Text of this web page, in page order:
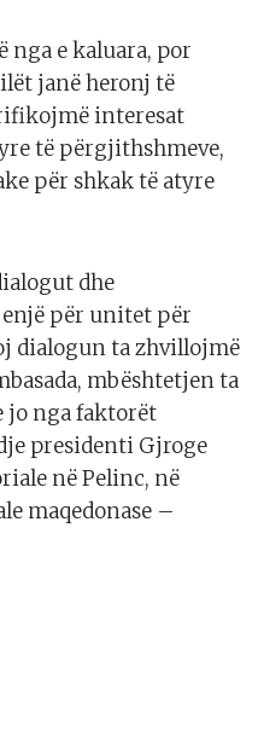
nga e kaluara, por
janë heronj të
interesat
të përgjithshmeve,
për shkak të atyre
dhe
për unitet për
dialogun ta zhvillojmë
mbështetjen ta
jo nga faktorët
presidenti Gjroge
në Pelinc, në
maqedonase –